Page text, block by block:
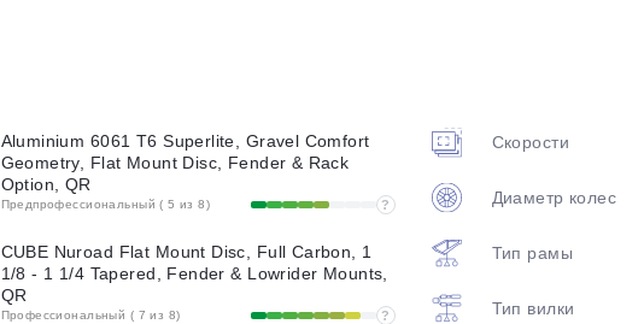
Aluminium 6061 T6 Superlite, Gravel Comfort
Geometry, Flat Mount Disc, Fender & Rack
Option, QR
Предпрофессиональный ( 5 из 8) ?
CUBE Nuroad Flat Mount Disc, Full Carbon, 1
1/8 - 1 1/4 Tapered, Fender & Lowrider Mounts,
QR
Профессиональный ( 7 из 8) ?
Скорости
Диаметр колес
Тип рамы
Тип вилки